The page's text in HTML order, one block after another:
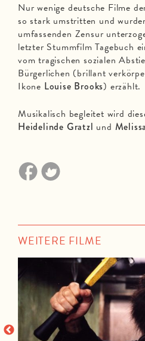
Nur wenige deutsche Filme
so stark umstritten und
umfassenden Zensur
letzter Stummfilm Tagebuch
vom tragischen sozialen
Bürgerlichen (brillant
Ikone Louise Brooks) erzählt.
Musikalisch begleitet wird
Heidelinde Gratzl und
WEITERE FILME